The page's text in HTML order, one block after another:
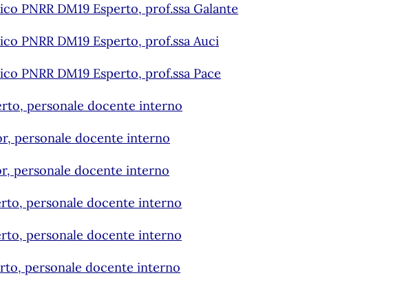
PNRR DM19 Esperto, prof.ssa Galante
PNRR DM19 Esperto, prof.ssa Auci
PNRR DM19 Esperto, prof.ssa Pace
personale docente interno
personale docente interno
personale docente interno
personale docente interno
personale docente interno
personale docente interno